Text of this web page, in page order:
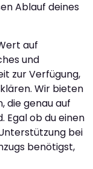
Ablauf deines
auf
und
zur Verfügung,
Wir bieten
die genau auf
Egal ob du einen
bei
benötigst,